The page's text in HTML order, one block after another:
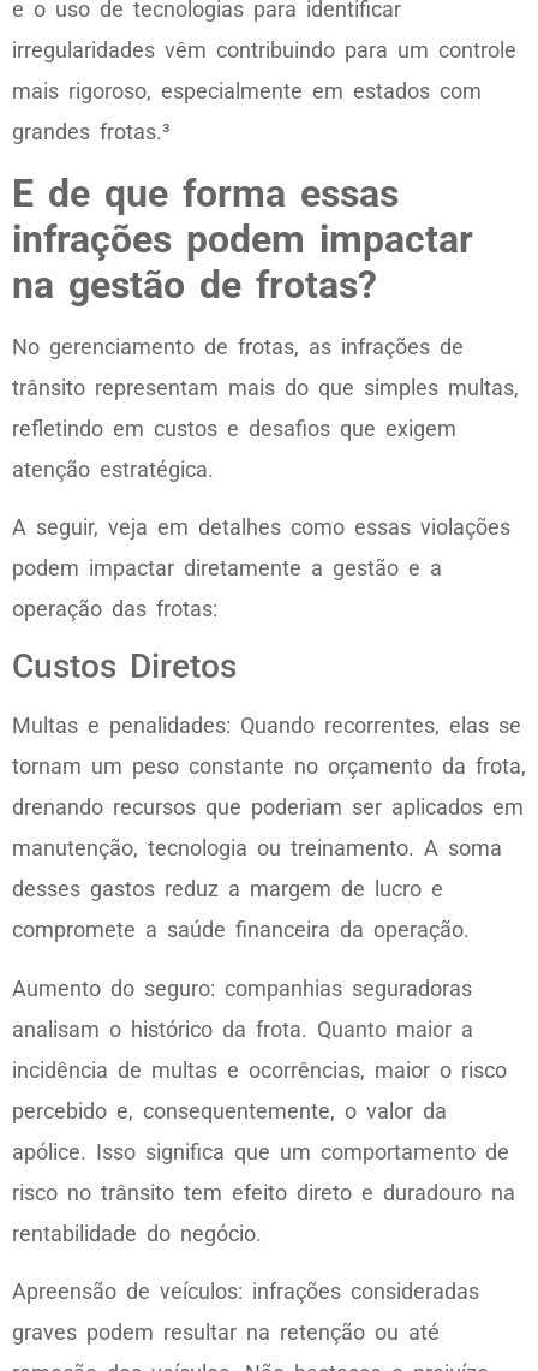
e o uso de tecnologias para identificar
irregularidades vêm contribuindo para um controle
mais rigoroso, especialmente em estados com
grandes frotas.³
E de que forma essas
infrações podem impactar
na gestão de frotas?
No gerenciamento de frotas, as infrações de
trânsito representam mais do que simples multas,
refletindo em custos e desafios que exigem
atenção estratégica.
A seguir, veja em detalhes como essas violações
podem impactar diretamente a gestão e a
operação das frotas:
Custos Diretos
Multas e penalidades: Quando recorrentes, elas se
tornam um peso constante no orçamento da frota,
drenando recursos que poderiam ser aplicados em
manutenção, tecnologia ou treinamento. A soma
desses gastos reduz a margem de lucro e
compromete a saúde financeira da operação.
Aumento do seguro: companhias seguradoras
analisam o histórico da frota. Quanto maior a
incidência de multas e ocorrências, maior o risco
percebido e, consequentemente, o valor da
apólice. Isso significa que um comportamento de
risco no trânsito tem efeito direto e duradouro na
rentabilidade do negócio.
Apreensão de veículos: infrações consideradas
graves podem resultar na retenção ou até